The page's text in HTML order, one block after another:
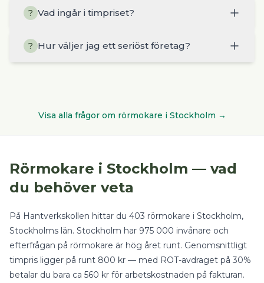
? Vad ingår i timpriset?
? Hur väljer jag ett seriöst företag?
Visa alla frågor om rörmokare i Stockholm →
Rörmokare i Stockholm — vad
du behöver veta
På Hantverkskollen hittar du 403 rörmokare i Stockholm,
Stockholms län. Stockholm har 975 000 invånare och
efterfrågan på rörmokare är hög året runt. Genomsnittligt
timpris ligger på runt 800 kr — med ROT-avdraget på 30%
betalar du bara ca 560 kr för arbetskostnaden på fakturan.